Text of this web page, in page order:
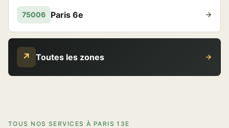
75006 Paris 6e
↗ Toutes les zones
TOUS NOS SERVICES À PARIS 13E